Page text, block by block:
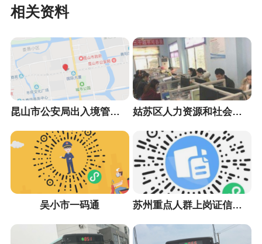
相关资料
昆山市公安局出入境管理大队 姑苏区人力资源和社会保障局
吴小市一码通 苏州重点人群上岗证信息采集小程序